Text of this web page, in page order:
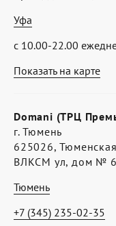
Показать на карте
Уфа
с 10.00-22.00
Domani (ТРЦ
г. Тюмень
625026,
ВЛКСМ ул, дом №
Тюмень
+7 (345) 235-02-35